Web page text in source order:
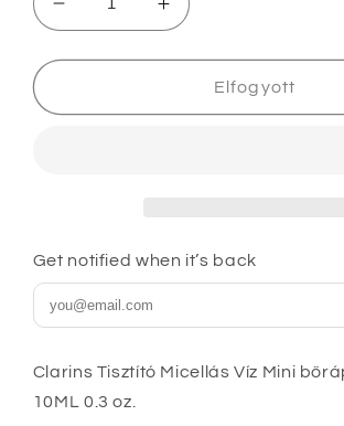
Clarins
Tisztító
Micellás
Mini
mennyiségének
csökkentése
Clarins
Tisztító
Micellás
Mini
mennyiségének
növelése
Elfogyott
Get notified when it’s back
Clarins Tisztító Micellás Víz Mini
10ML 0.3 oz.